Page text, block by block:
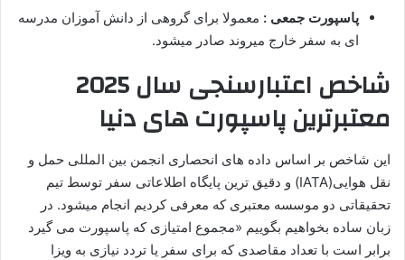
پاسپورت جمعی : معمولا برای گروهی از دانش آموزان مدرسه
ای به سفر خارج میروند صادر میشود.
شاخص اعتبارسنجی سال 2025
معتبرترین پاسپورت های دنیا
این شاخص بر اساس داده های انحصاری انجمن بین المللی حمل و
نقل هوایی(IATA) و دقیق ترین پایگاه اطلاعاتی سفر توسط تیم
تحقیقاتی دو موسسه معتبری که معرفی کردیم انجام میشود. در
زبان ساده بخواهیم بگوییم «مجموع امتیازی که پاسپورت می گیرد
برابر است با تعداد مقاصدی که برای سفر یا تردد نیازی به ویزا